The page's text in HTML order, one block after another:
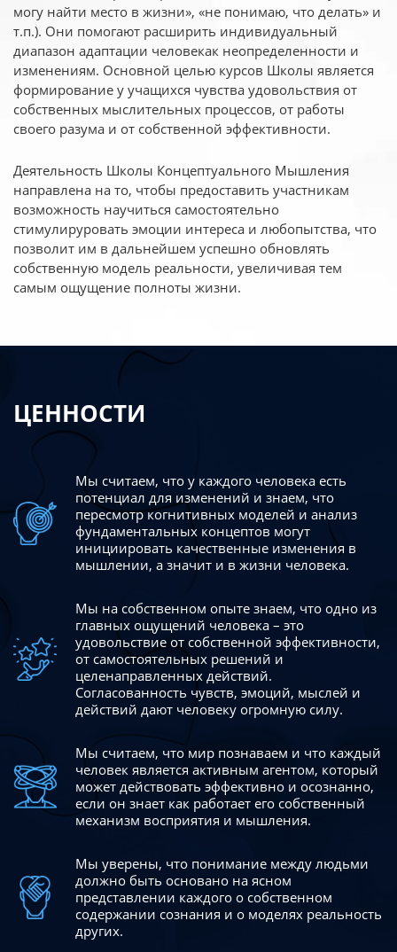
могу найти место в жизни», «не понимаю, что делать» и
т.п.). Они помогают расширить индивидуальный
диапазон адаптации человекак неопределенности и
изменениям. Основной целью курсов Школы является
формирование у учащихся чувства удовольствия от
собственных мыслительных процессов, от работы
своего разума и от собственной эффективности.
Деятельность Школы Концептуального Мышления
направлена на то, чтобы предоставить участникам
возможность научиться самостоятельно
стимулируровать эмоции интереса и любопытства, что
позволит им в дальнейшем успешно обновлять
собственную модель реальности, увеличивая тем
самым ощущение полноты жизни.
ЦЕННОСТИ
Мы считаем, что у каждого человека есть
потенциал для изменений и знаем, что
пересмотр когнитивных моделей и анализ
фундаментальных концептов могут
инициировать качественные изменения в
мышлении, а значит и в жизни человека.
Мы на собственном опыте знаем, что одно из
главных ощущений человека – это
удовольствие от собственной эффективности,
от самостоятельных решений и
целенаправленных действий.
Согласованность чувств, эмоций, мыслей и
действий дают человеку огромную силу.
Мы считаем, что мир познаваем и что каждый
человек является активным агентом, который
может действовать эффективно и осознанно,
если он знает как работает его собственный
механизм восприятия и мышления.
Мы уверены, что понимание между людьми
должно быть основано на ясном
представлении каждого о собственном
содержании сознания и о моделях реальность
других.